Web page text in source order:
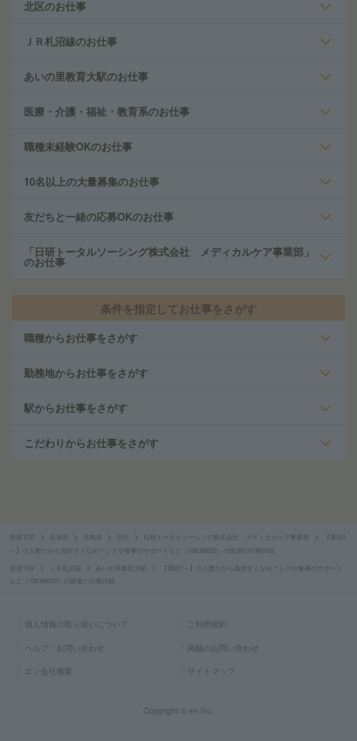
北区のお仕事
ＪＲ札沼線のお仕事
あいの里教育大駅のお仕事
医療・介護・福祉・教育系のお仕事
職種未経験OKのお仕事
10名以上の大量募集のお仕事
友だちと一緒の応募OKのお仕事
「日研トータルソーシング株式会社 メディカルケア事業部」
のお仕事
条件を指定してお仕事をさがす
職種からお仕事をさがす
勤務地からお仕事をさがす
駅からお仕事をさがす
こだわりからお仕事をさがす
派遣TOP 北海道 北海道 北区 日研トータルソーシング株式会社 メディカルケア事業部
【週2日
～】少人数だから負担すくなめ＊レクや食事のサポートなど（106389502）の派遣の仕事詳細
派遣TOP ＪＲ札沼線 あいの里教育大駅
【週2日～】少人数だから負担すくなめ＊レクや食事のサポート
など（106389502）の派遣の仕事詳細
個人情報の取り扱いについて ご利用規約
ヘルプ・お問い合わせ 掲載のお問い合わせ
エン会社概要 サイトマップ
Copyright © en Inc.